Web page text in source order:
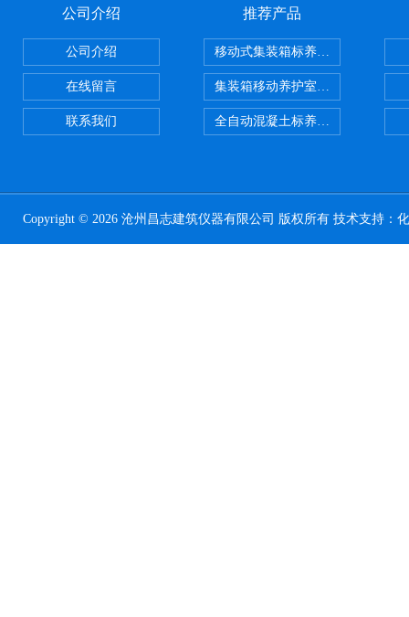
公司介绍
公司介绍
在线留言
联系我们
推荐产品
移动式集装箱标养室 养护室设备
集装箱移动养护室 标养室
全自动混凝土标养室恒温恒湿设备
Copyright © 2026 沧州昌志建筑仪器有限公司 版权所有 技术支持：